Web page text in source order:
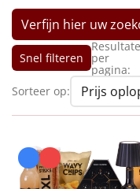
Rituals
Luxe
Mannen
Duurzaam
Verfijn hier uw
Snel filteren per
pagina:
Sorteer op: